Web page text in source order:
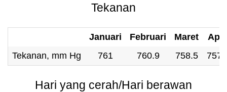
Tekanan
Januari Februari Maret
Tekanan, mm Hg
761 760.9 758.5
Hari yang cerah/Hari berawan